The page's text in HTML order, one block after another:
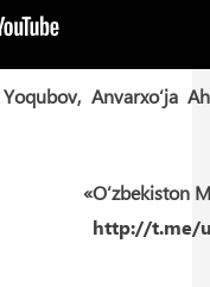
Anvarxo‘ja
«O‘zbekiston
http://t.me/